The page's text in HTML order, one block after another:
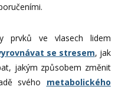
prvků ve vlasech lidem
se stresem, jak
jakým způsobem změnit
svého metabolického